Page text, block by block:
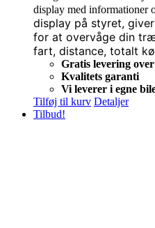
display med informationer
display på styret,
for at overvåge din
fart, distance, totalt
Gratis levering
Kvalitets garanti
Vi leverer i egne
Tilføj til kurv Detaljer
Tilbud!